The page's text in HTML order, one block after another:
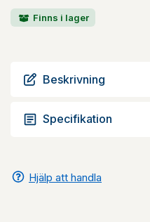
Finns i lager
Beskrivning
Specifikation
Hjälp att handla